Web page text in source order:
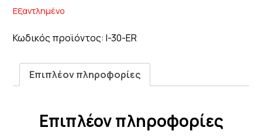
Εξαντλημένο
Κωδικός προϊόντος: I-30-ER
Επιπλέον πληροφορίες
Επιπλέον πληροφορίες